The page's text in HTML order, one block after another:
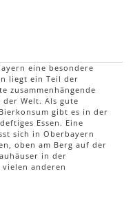
eine besondere
liegt ein Teil der
zusammenhängende
Welt. Als gute
gibt es in der
Essen. Eine
sich in Oberbayern
oben am Berg auf der
in der
anderen